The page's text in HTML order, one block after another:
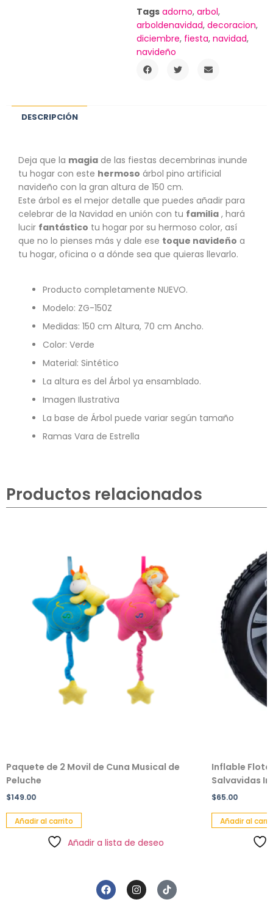
Tags adorno, arbol,
arboldenavidad, decoracion,
diciembre, fiesta, navidad,
navideño
DESCRIPCIÓN
Deja que la magia de las fiestas decembrinas inunde
tu hogar con este hermoso árbol pino artificial
navideño con la gran altura de 150 cm.
Este árbol es el mejor detalle que puedes añadir para
celebrar de la Navidad en unión con tu familia , hará
lucir fantástico tu hogar por su hermoso color, así
que no lo pienses más y dale ese toque navideño a
tu hogar, oficina o a dónde sea que quieras llevarlo.
Producto completamente NUEVO.
Modelo: ZG-150Z
Medidas: 150 cm Altura, 70 cm Ancho.
Color: Verde
Material: Sintético
La altura es del Árbol ya ensamblado.
Imagen Ilustrativa
La base de Árbol puede variar según tamaño
Ramas Vara de Estrella
Productos relacionados
Paquete de 2 Movil de Cuna Musical de
Peluche
$149.00
Añadir al carrito
Añadir a lista de deseo
Inflable
Salvavidas
$65.00
Añadir al